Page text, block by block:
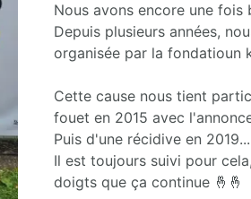
Nous avons encore une fois
Depuis plusieurs années,
organisée par la fondatioun
Cette cause nous tient
fouet en 2015 avec
Puis d'une récidive en 2019...
Il est toujours suivi pour
doigts que ça continue 🤞🤞